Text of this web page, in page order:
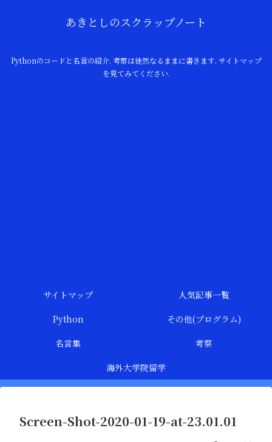
あきとしのスクラップノート
Pythonのコードと名言の紹介. 考察は徒然なるままに書きます. サイトマップ
を見てみてください.
サイトマップ
人気記事一覧
Python
その他(プログラム)
名言集
考察
海外大学院留学
Screen-Shot-2020-01-19-at-23.01.01